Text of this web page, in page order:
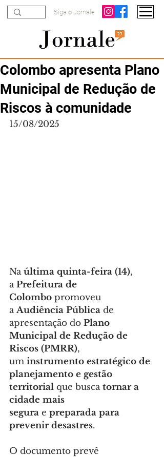
Siga o Jornale
Colombo apresenta Plano
Municipal de Redução de
Riscos à comunidade
15/08/2025
Na última quinta-feira (14),
a Prefeitura de
Colombo promoveu
a Audiência Pública de
apresentação do Plano
Municipal de Redução de
Riscos (PMRR),
um instrumento estratégico de
planejamento e gestão
territorial que busca tornar a
cidade mais
segura e preparada para
prevenir desastres.
O documento prevê